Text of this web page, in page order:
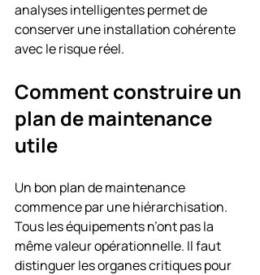
analyses intelligentes permet de
conserver une installation cohérente
avec le risque réel.
Comment construire un
plan de maintenance
utile
Un bon plan de maintenance
commence par une hiérarchisation.
Tous les équipements n’ont pas la
même valeur opérationnelle. Il faut
distinguer les organes critiques pour